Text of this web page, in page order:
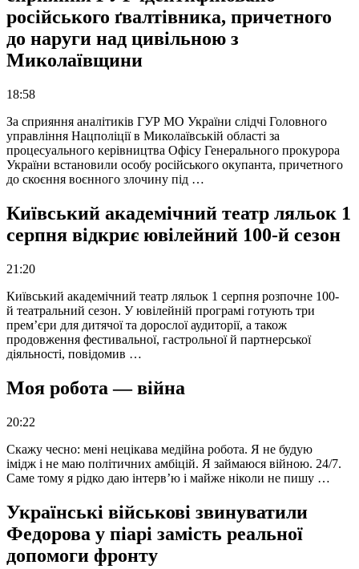
російського ґвалтівника, причетного
до наруги над цивільною з
Миколаївщини
18:58
За сприяння аналітиків ГУР МО України слідчі Головного
управління Нацполіції в Миколаївській області за
процесуального керівництва Офісу Генерального прокурора
України встановили особу російського окупанта, причетного
до скоєння воєнного злочину під …
Київський академічний театр ляльок 1
серпня відкриє ювілейний 100-й сезон
21:20
Київський академічний театр ляльок 1 серпня розпочне 100-
й театральний сезон. У ювілейній програмі готують три
прем’єри для дитячої та дорослої аудиторії, а також
продовження фестивальної, гастрольної й партнерської
діяльності, повідомив …
Моя робота — війна
20:22
Скажу чесно: мені нецікава медійна робота. Я не будую
імідж і не маю політичних амбіцій. Я займаюся війною. 24/7.
Саме тому я рідко даю інтерв’ю і майже ніколи не пишу …
Українські військові звинуватили
Федорова у піарі замість реальної
допомоги фронту